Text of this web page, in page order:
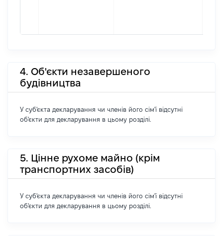
4. Об'єкти незавершеного
будівництва
У суб'єкта декларування чи членів його сім'ї відсутні
об'єкти для декларування в цьому розділі.
5. Цінне рухоме майно (крім
транспортних засобів)
У суб'єкта декларування чи членів його сім'ї відсутні
об'єкти для декларування в цьому розділі.